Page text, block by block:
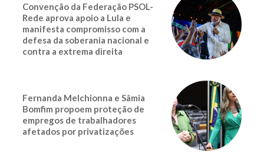
Convenção da Federação PSOL-
Rede aprova apoio a Lula e
manifesta compromisso com a
defesa da soberania nacional e
contra a extrema direita
Fernanda Melchionna e Sâmia
Bomfim propoem proteção de
empregos de trabalhadores
afetados por privatizações